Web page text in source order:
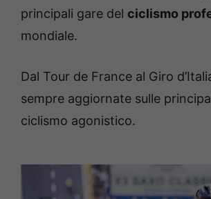
principali gare del ciclismo
mondiale.
Dal Tour de France al Giro
sempre aggiornate sulle
ciclismo agonistico.